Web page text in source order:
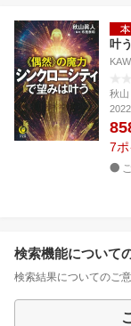
叶う
秋山
7
検索機能について
検索結果についてのご